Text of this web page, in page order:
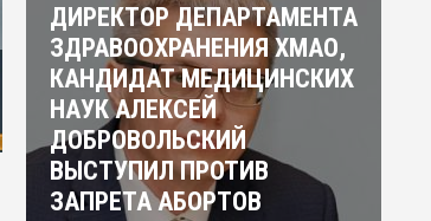
ДИРЕКТОР ДЕПАРТАМЕНТА
ЗДРАВООХРАНЕНИЯ ХМАО,
КАНДИДАТ МЕДИЦИНСКИХ
НАУК АЛЕКСЕЙ
ДОБРОВОЛЬСКИЙ
ВЫСТУПИЛ ПРОТИВ
ЗАПРЕТА АБОРТОВ